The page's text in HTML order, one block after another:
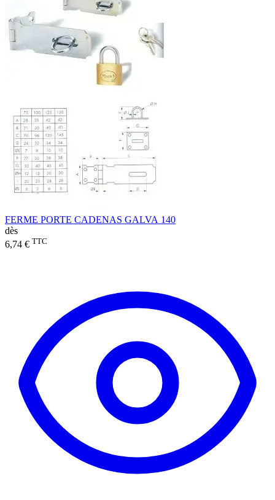
FERME PORTE CADENAS GALVA 140
dès
6,74 € TTC